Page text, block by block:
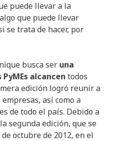
puede llevar a la
que puede llevar
se trata de hacer, por
busca ser una
alcancen todos
edición logró reunir a
así como a
de todo el país. Debido a
segunda edición, que se
octubre de 2012, en el